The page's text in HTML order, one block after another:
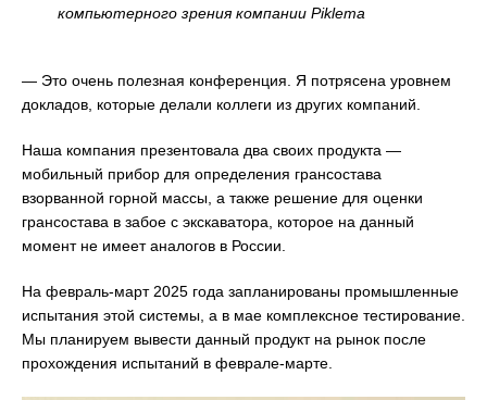
компьютерного зрения компании Piklema
— Это очень полезная конференция. Я потрясена уровнем
докладов, которые делали коллеги из других компаний.
Наша компания презентовала два своих продукта —
мобильный прибор для определения грансостава
взорванной горной массы, а также решение для оценки
грансостава в забое с экскаватора, которое на данный
момент не имеет аналогов в России.
На февраль-март 2025 года запланированы промышленные
испытания этой системы, а в мае комплексное тестирование.
Мы планируем вывести данный продукт на рынок после
прохождения испытаний в феврале-марте.